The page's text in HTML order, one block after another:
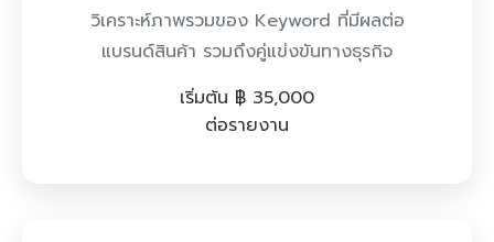
วิเคราะห์ภาพรวมของ Keyword ที่มีผลต่อ
แบรนด์สินค้า รวมถึงคู่แข่งขันทางธุรกิจ
เริ่มต้น ฿ 35,000
ต่อรายงาน